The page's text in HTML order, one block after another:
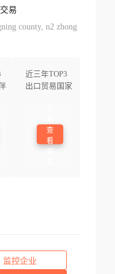
易
county, n2 zhong
近三年TOP3
出口贸易国家
查
看
监控企业